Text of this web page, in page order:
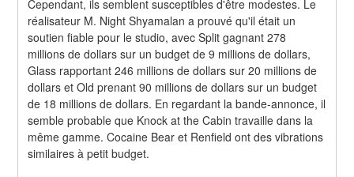
Cependant, ils semblent susceptibles d'être modestes. Le
réalisateur M. Night Shyamalan a prouvé qu'il était un
soutien fiable pour le studio, avec Split gagnant 278
millions de dollars sur un budget de 9 millions de dollars,
Glass rapportant 246 millions de dollars sur 20 millions de
dollars et Old prenant 90 millions de dollars sur un budget
de 18 millions de dollars. En regardant la bande-annonce, il
semble probable que Knock at the Cabin travaille dans la
même gamme. Cocaine Bear et Renfield ont des vibrations
similaires à petit budget.